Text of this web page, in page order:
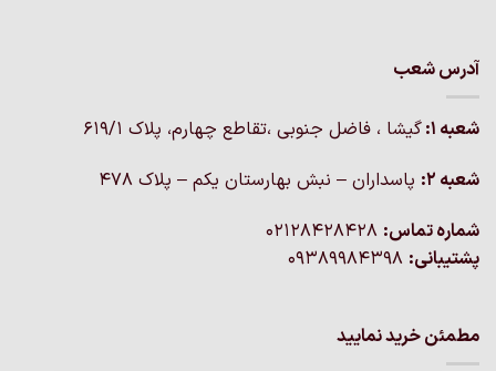
آدرس شعب
شعبه 1:
گيشا ، فاضل جنوبی ،تقاطع چهارم، پلاک 619/1
شعبه 2:
پاسداران – نبش بهارستان یکم – پلاک ۴۷۸
شماره تماس:
پشتیبانی:
مطمئن خرید نمایید